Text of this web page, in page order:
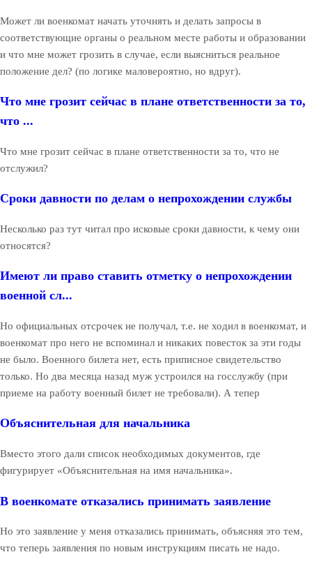
Может ли военкомат начать уточнять и делать запросы в
соответствующие органы о реальном месте работы и образовании
и что мне может грозить в случае, если выясниться реальное
положение дел? (по логике маловероятно, но вдруг).
Что мне грозит сейчас в плане ответственности за то,
что ...
Что мне грозит сейчас в плане ответственности за то, что не
отслужил?
Сроки давности по делам о непрохождении службы
Несколько раз тут читал про исковые сроки давности, к чему они
относятся?
Имеют ли право ставить отметку о непрохождении
военной сл...
Но официальных отсрочек не получал, т.е. не ходил в военкомат, и
военкомат про него не вспоминал и никаких повесток за эти годы
не было. Военного билета нет, есть приписное свидетельство
только. Но два месяца назад муж устроился на госслужбу (при
приеме на работу военный билет не требовали). А тепер
Объяснительная для начальника
Вместо этого дали список необходимых документов, где
фигурирует «Объяснительная на имя начальника».
В военкомате отказались принимать заявление
Но это заявление у меня отказались принимать, объясняя это тем,
что теперь заявления по новым инструкциям писать не надо.